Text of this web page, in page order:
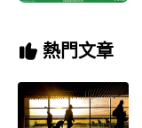
熱門文章